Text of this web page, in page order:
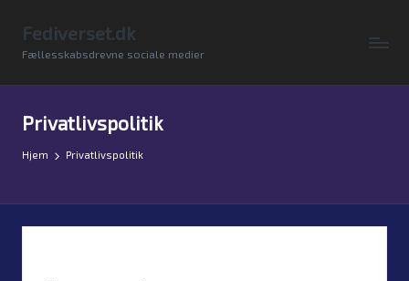
Fediverset.dk
Fællesskabsdrevne sociale medier
Privatlivspolitik
Hjem Privatlivspolitik